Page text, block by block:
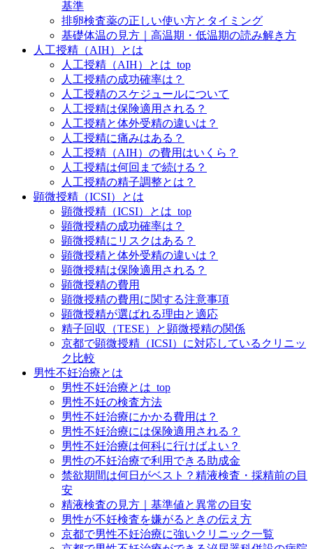
基準
排卵検査薬の正しい使い方とタイミング
基礎体温の見方｜高温期・低温期の読み解き方
人工授精（AIH）とは
人工授精（AIH）とは_top
人工授精の成功確率は？
人工授精のスケジュールについて
人工授精は保険適用される？
人工授精と体外受精の違いは？
人工授精に痛みはある？
人工授精（AIH）の費用はいくら？
人工授精は何回まで続ける？
人工授精の精子調整とは？
顕微授精（ICSI）とは
顕微授精（ICSI）とは_top
顕微授精の成功確率は？
顕微授精にリスクはある？
顕微授精と体外受精の違いは？
顕微授精は保険適用される？
顕微授精の費用
顕微授精の費用に関する注意事項
顕微授精が選ばれる理由と適応
精子回収（TESE）と顕微授精の関係
京都で顕微授精（ICSI）に対応しているクリニッ
ク比較
男性不妊治療とは
男性不妊治療とは_top
男性不妊の検査方法
男性不妊治療にかかる費用は？
男性不妊治療には保険適用される？
男性不妊治療は何科に行けばよい？
男性の不妊治療で利用できる助成金
禁欲期間は何日がベスト？精液検査・採精前の目
安
精液検査の見方｜基準値と異常の目安
男性が不妊検査を嫌がるときの伝え方
京都で男性不妊治療に強いクリニック一覧